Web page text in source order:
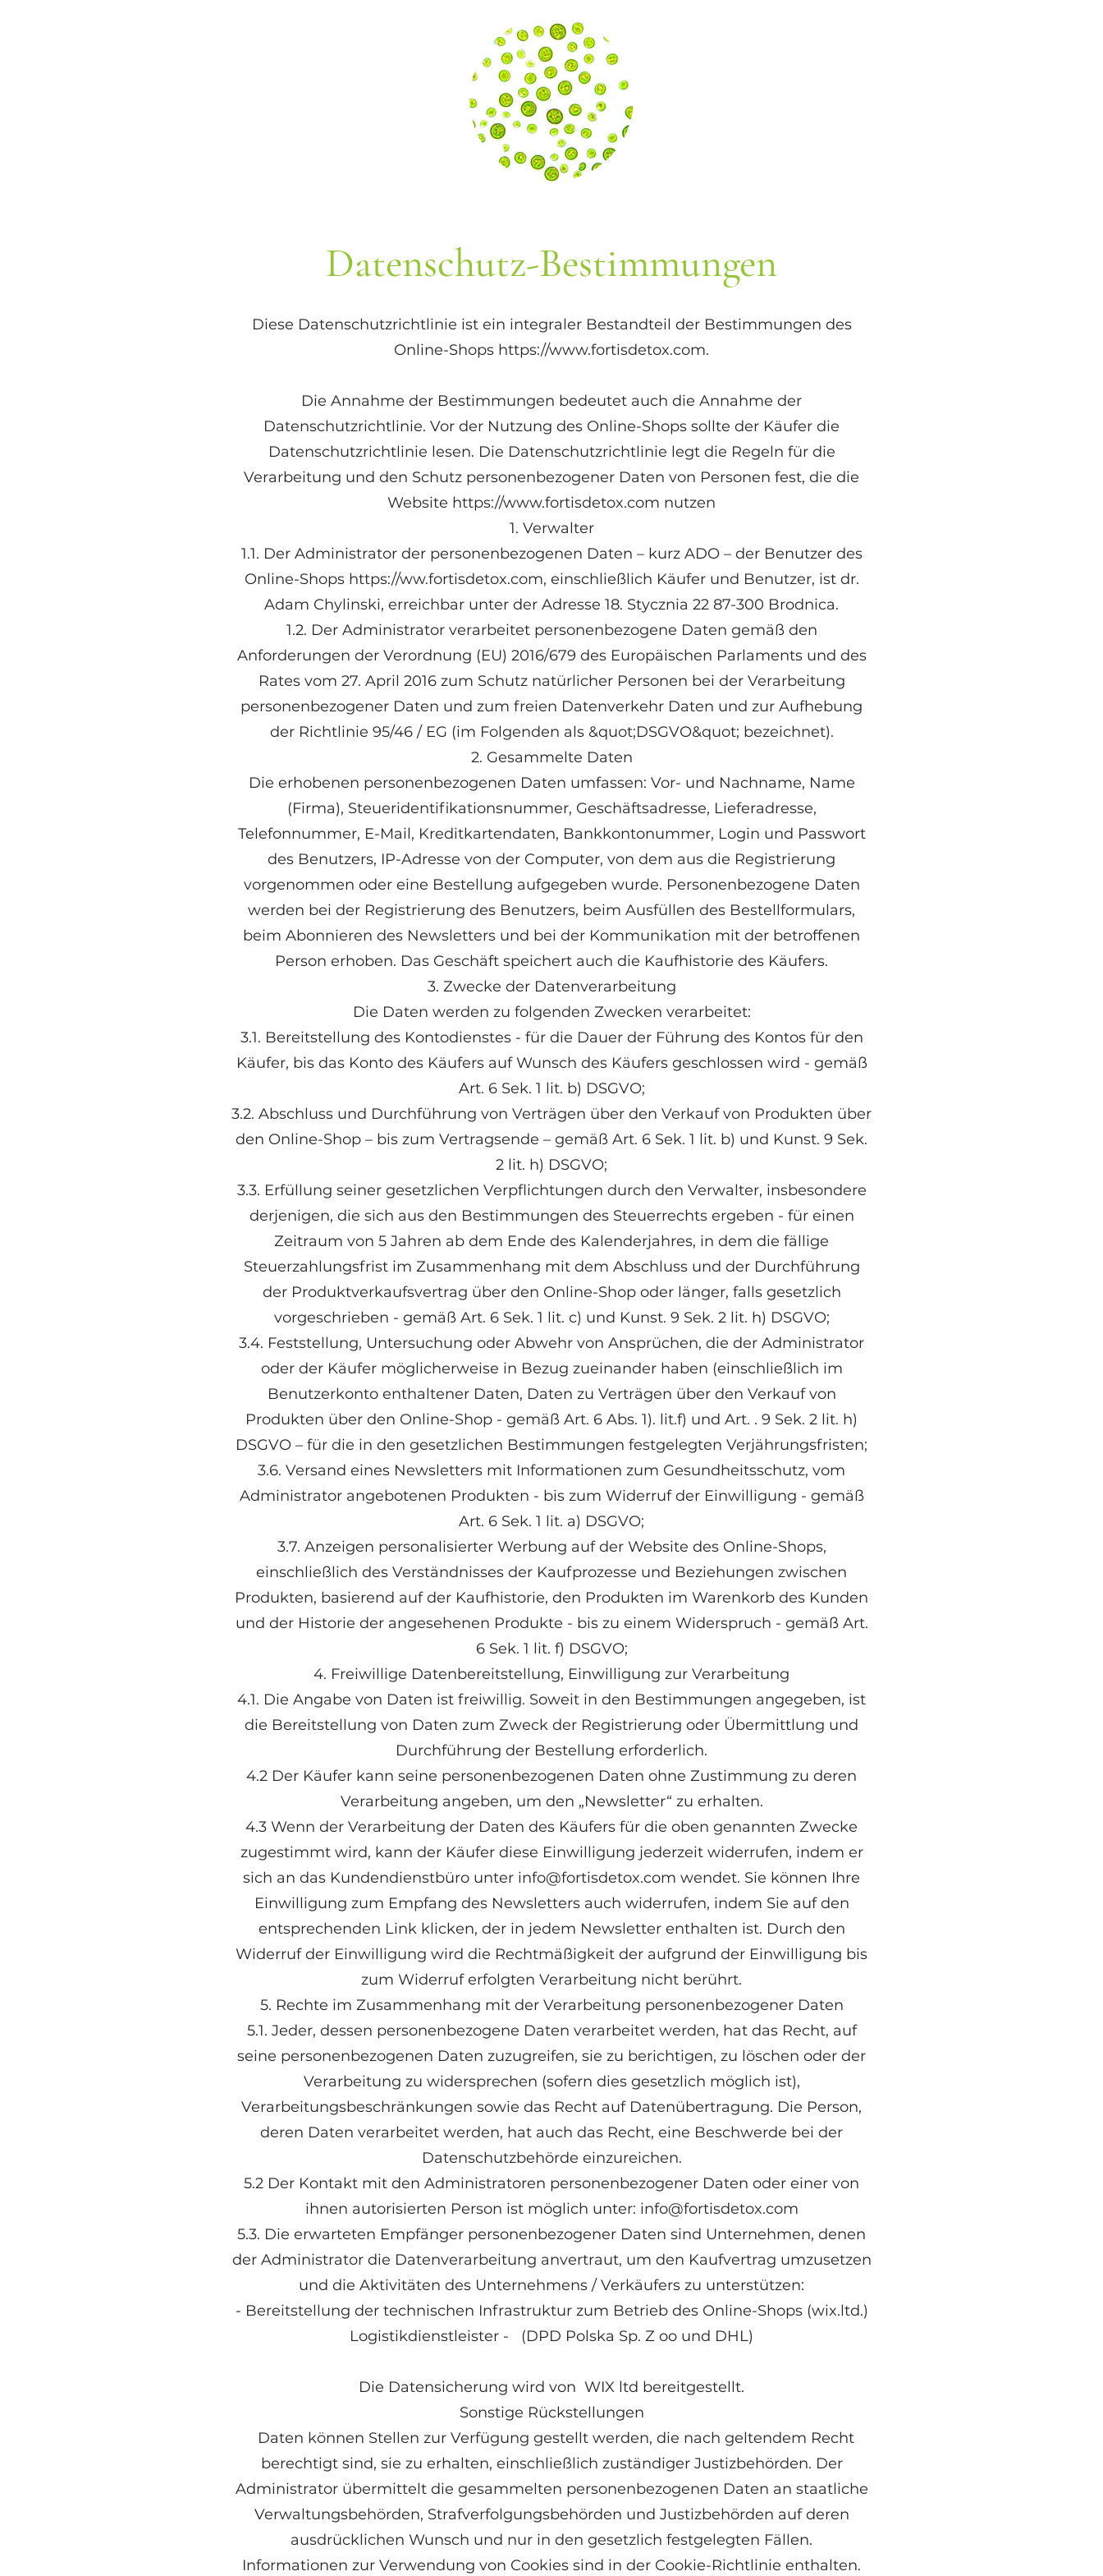
Datenschutz-Bestimmungen
Diese Datenschutzrichtlinie ist ein integraler Bestandteil der Bestimmungen des
Online-Shops https://www.fortisdetox.com.
Die Annahme der Bestimmungen bedeutet auch die Annahme der
Datenschutzrichtlinie. Vor der Nutzung des Online-Shops sollte der Käufer die
Datenschutzrichtlinie lesen. Die Datenschutzrichtlinie legt die Regeln für die
Verarbeitung und den Schutz personenbezogener Daten von Personen fest, die die
Website https://www.fortisdetox.com nutzen
1. Verwalter
1.1. Der Administrator der personenbezogenen Daten – kurz ADO – der Benutzer des
Online-Shops https://ww.fortisdetox.com, einschließlich Käufer und Benutzer, ist dr.
Adam Chylinski, erreichbar unter der Adresse 18. Stycznia 22 87-300 Brodnica.
1.2. Der Administrator verarbeitet personenbezogene Daten gemäß den
Anforderungen der Verordnung (EU) 2016/679 des Europäischen Parlaments und des
Rates vom 27. April 2016 zum Schutz natürlicher Personen bei der Verarbeitung
personenbezogener Daten und zum freien Datenverkehr Daten und zur Aufhebung
der Richtlinie 95/46 / EG (im Folgenden als &quot;DSGVO&quot; bezeichnet).
2. Gesammelte Daten
Die erhobenen personenbezogenen Daten umfassen: Vor- und Nachname, Name
(Firma), Steueridentifikationsnummer, Geschäftsadresse, Lieferadresse,
Telefonnummer, E-Mail, Kreditkartendaten, Bankkontonummer, Login und Passwort
des Benutzers, IP-Adresse von der Computer, von dem aus die Registrierung
vorgenommen oder eine Bestellung aufgegeben wurde. Personenbezogene Daten
werden bei der Registrierung des Benutzers, beim Ausfüllen des Bestellformulars,
beim Abonnieren des Newsletters und bei der Kommunikation mit der betroffenen
Person erhoben. Das Geschäft speichert auch die Kaufhistorie des Käufers.
3. Zwecke der Datenverarbeitung
Die Daten werden zu folgenden Zwecken verarbeitet:
3.1. Bereitstellung des Kontodienstes - für die Dauer der Führung des Kontos für den
Käufer, bis das Konto des Käufers auf Wunsch des Käufers geschlossen wird - gemäß
Art. 6 Sek. 1 lit. b) DSGVO;
3.2. Abschluss und Durchführung von Verträgen über den Verkauf von Produkten über
den Online-Shop – bis zum Vertragsende – gemäß Art. 6 Sek. 1 lit. b) und Kunst. 9 Sek.
2 lit. h) DSGVO;
3.3. Erfüllung seiner gesetzlichen Verpflichtungen durch den Verwalter, insbesondere
derjenigen, die sich aus den Bestimmungen des Steuerrechts ergeben - für einen
Zeitraum von 5 Jahren ab dem Ende des Kalenderjahres, in dem die fällige
Steuerzahlungsfrist im Zusammenhang mit dem Abschluss und der Durchführung
der Produktverkaufsvertrag über den Online-Shop oder länger, falls gesetzlich
vorgeschrieben - gemäß Art. 6 Sek. 1 lit. c) und Kunst. 9 Sek. 2 lit. h) DSGVO;
3.4. Feststellung, Untersuchung oder Abwehr von Ansprüchen, die der Administrator
oder der Käufer möglicherweise in Bezug zueinander haben (einschließlich im
Benutzerkonto enthaltener Daten, Daten zu Verträgen über den Verkauf von
Produkten über den Online-Shop - gemäß Art. 6 Abs. 1). lit.f) und Art. . 9 Sek. 2 lit. h)
DSGVO – für die in den gesetzlichen Bestimmungen festgelegten Verjährungsfristen;
3.6. Versand eines Newsletters mit Informationen zum Gesundheitsschutz, vom
Administrator angebotenen Produkten - bis zum Widerruf der Einwilligung - gemäß
Art. 6 Sek. 1 lit. a) DSGVO;
3.7. Anzeigen personalisierter Werbung auf der Website des Online-Shops,
einschließlich des Verständnisses der Kaufprozesse und Beziehungen zwischen
Produkten, basierend auf der Kaufhistorie, den Produkten im Warenkorb des Kunden
und der Historie der angesehenen Produkte - bis zu einem Widerspruch - gemäß Art.
6 Sek. 1 lit. f) DSGVO;
4. Freiwillige Datenbereitstellung, Einwilligung zur Verarbeitung
4.1. Die Angabe von Daten ist freiwillig. Soweit in den Bestimmungen angegeben, ist
die Bereitstellung von Daten zum Zweck der Registrierung oder Übermittlung und
Durchführung der Bestellung erforderlich.
4.2 Der Käufer kann seine personenbezogenen Daten ohne Zustimmung zu deren
Verarbeitung angeben, um den „Newsletter“ zu erhalten.
4.3 Wenn der Verarbeitung der Daten des Käufers für die oben genannten Zwecke
zugestimmt wird, kann der Käufer diese Einwilligung jederzeit widerrufen, indem er
sich an das Kundendienstbüro unter info@fortisdetox.com wendet. Sie können Ihre
Einwilligung zum Empfang des Newsletters auch widerrufen, indem Sie auf den
entsprechenden Link klicken, der in jedem Newsletter enthalten ist. Durch den
Widerruf der Einwilligung wird die Rechtmäßigkeit der aufgrund der Einwilligung bis
zum Widerruf erfolgten Verarbeitung nicht berührt.
5. Rechte im Zusammenhang mit der Verarbeitung personenbezogener Daten
5.1. Jeder, dessen personenbezogene Daten verarbeitet werden, hat das Recht, auf
seine personenbezogenen Daten zuzugreifen, sie zu berichtigen, zu löschen oder der
Verarbeitung zu widersprechen (sofern dies gesetzlich möglich ist),
Verarbeitungsbeschränkungen sowie das Recht auf Datenübertragung. Die Person,
deren Daten verarbeitet werden, hat auch das Recht, eine Beschwerde bei der
Datenschutzbehörde einzureichen.
5.2 Der Kontakt mit den Administratoren personenbezogener Daten oder einer von
ihnen autorisierten Person ist möglich unter: info@fortisdetox.com
5.3. Die erwarteten Empfänger personenbezogener Daten sind Unternehmen, denen
der Administrator die Datenverarbeitung anvertraut, um den Kaufvertrag umzusetzen
und die Aktivitäten des Unternehmens / Verkäufers zu unterstützen:
- Bereitstellung der technischen Infrastruktur zum Betrieb des Online-Shops (wix.ltd.)
Logistikdienstleister - (DPD Polska Sp. Z oo und DHL)
Die Datensicherung wird von WIX ltd bereitgestellt.
Sonstige Rückstellungen
Daten können Stellen zur Verfügung gestellt werden, die nach geltendem Recht
berechtigt sind, sie zu erhalten, einschließlich zuständiger Justizbehörden. Der
Administrator übermittelt die gesammelten personenbezogenen Daten an staatliche
Verwaltungsbehörden, Strafverfolgungsbehörden und Justizbehörden auf deren
ausdrücklichen Wunsch und nur in den gesetzlich festgelegten Fällen.
Informationen zur Verwendung von Cookies sind in der Cookie-Richtlinie enthalten.